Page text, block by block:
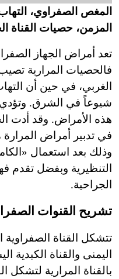
المغص الصفراوي، التهاب
المزمن، حصيات القناة
تعد أمراض الجهاز
فالحصيات المرارية
الغربي، في حين أن
شيوعاً في الشرق. وتؤدي
هذه الأمراض. وقد أدت
في تدبير أمراض المرارة
وذلك بعد استعمال
التنظيرية وبفضل تقدم
الجراحية.
تشريح القنوات
تتشكل القناة الصفراوية
اليمنى والقناة الكبدية
بالقناة المرارية لتشكل